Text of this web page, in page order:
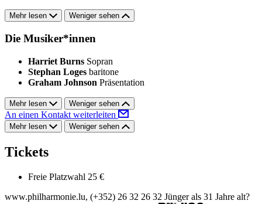
Mehr lesen Weniger sehen
Die Musiker*innen
Harriet Burns Sopran
Stephan Loges baritone
Graham Johnson Präsentation
Mehr lesen Weniger sehen
An einen Kontakt weiterleiten
Mehr lesen Weniger sehen
Tickets
Freie Platzwahl 25 €
www.philharmonie.lu, (+352) 26 32 26 32 Jünger als 31 Jahre alt?